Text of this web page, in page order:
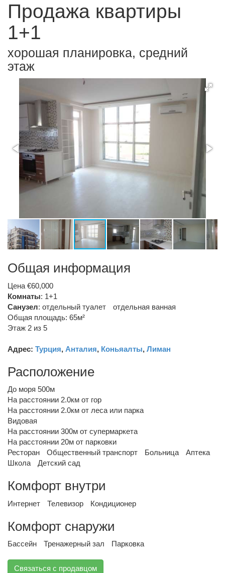
Продажа квартиры
1+1
хорошая планировка, средний
этаж
Общая информация
Цена €60,000
Комнаты: 1+1
Санузел: отдельный туалет
отдельная ванная
Общая площадь: 65м²
Этаж 2 из 5
Адрес: Турция, Анталия, Коньяалты, Лиман
Расположение
До моря 500м
На расстоянии 2.0км от гор
На расстоянии 2.0км от леса или парка
Видовая
На расстоянии 300м от супермаркета
На расстоянии 20м от парковки
Ресторан
Общественный транспорт Больница
Аптека
Школа
Детский сад
Комфорт внутри
Интернет Телевизор Кондиционер
Комфорт снаружи
Бассейн Тренажерный зал Парковка
Связаться с продавцом